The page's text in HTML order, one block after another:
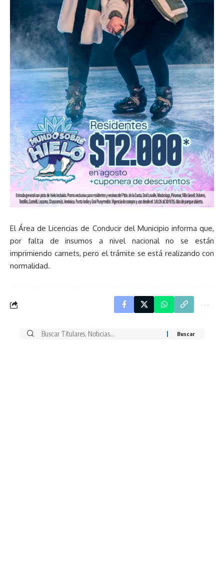
El Área de Licencias de Conducir del Municipio informa que,
por falta de insumos a nivel nacional no se están
imprimiendo carnets, pero el trámite se está realizando con
normalidad.
Buscar